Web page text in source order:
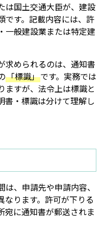
は国土交通大臣が、建設
です。記載内容には、許
一般建設業または特定建
求められるのは、通知書
「標識」です。実務では
ますが、法令上は標識と
書・標識は分けて理解し
、申請先や申請内容、
ります。許可が下りる
宛に通知書が郵送されま